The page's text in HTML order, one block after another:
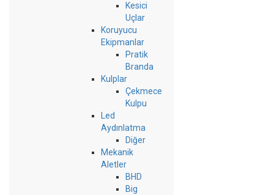
Kesici
Uçlar
Koruyucu
Ekipmanlar
Pratik
Branda
Kulplar
Çekmece
Kulpu
Led
Aydınlatma
Diğer
Mekanik
Aletler
BHD
Big